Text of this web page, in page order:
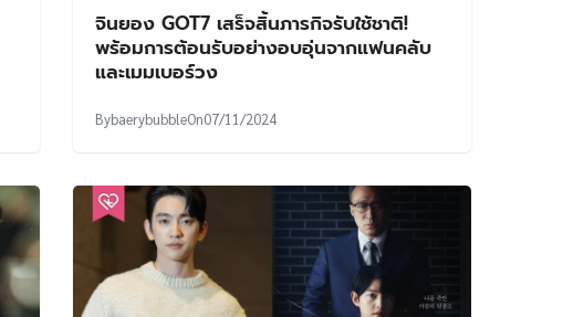
จินยอง GOT7 เสร็จสิ้นภารกิจรับใช้ชาติ!
พร้อมการต้อนรับอย่างอบอุ่นจากแฟนคลับ
และเมมเบอร์วง
BybaerybubbleOn07/11/2024